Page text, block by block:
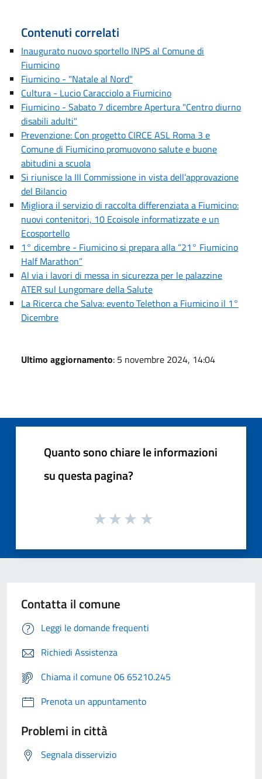
Contenuti correlati
Inaugurato nuovo sportello INPS al Comune di
Fiumicino
Fiumicino - "Natale al Nord"
Cultura - Lucio Caracciolo a Fiumicino
Fiumicino - Sabato 7 dicembre Apertura "Centro diurno
disabili adulti"
Prevenzione: Con progetto CIRCE ASL Roma 3 e
Comune di Fiumicino promuovono salute e buone
abitudini a scuola
Si riunisce la III Commissione in vista dell’approvazione
del Bilancio
Migliora il servizio di raccolta differenziata a Fiumicino:
nuovi contenitori, 10 Ecoisole informatizzate e un
Ecosportello
1° dicembre - Fiumicino si prepara alla “21° Fiumicino
Half Marathon”
Al via i lavori di messa in sicurezza per le palazzine
ATER sul Lungomare della Salute
La Ricerca che Salva: evento Telethon a Fiumicino il 1°
Dicembre
Ultimo aggiornamento: 5 novembre 2024, 14:04
Quanto sono chiare le informazioni
su questa pagina?
Contatta il comune
Leggi le domande frequenti
Richiedi Assistenza
Chiama il comune 06 65210.245
Prenota un appuntamento
Problemi in città
Segnala disservizio